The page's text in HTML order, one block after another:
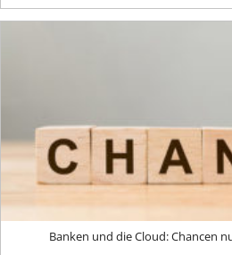
Banken und die Cloud: Chancen